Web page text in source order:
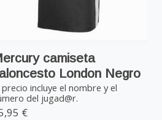
camiseta
London Negro
precio incluye el nombre y el
del jugad@r.
€